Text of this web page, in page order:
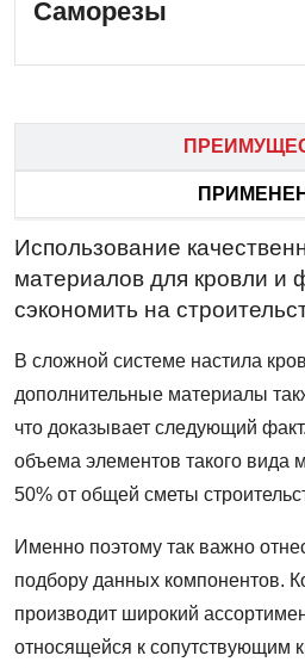
Саморезы
Использование
материалов для кровли и
сэкономить на
В сложной системе настила
дополнительные материалы
что доказывает следующий
объема элементов такого вида
50% от общей сметы
Именно поэтому так важно
подбору данных компонентов.
производит широкий
относящейся к сопутствующим